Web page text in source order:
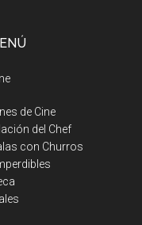
de Cine
del Chef
con Churros